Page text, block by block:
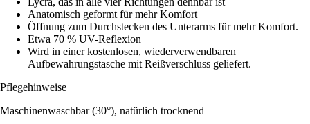
Anatomisch geformt für mehr Komfort
Öffnung zum Durchstecken des Unterarms für mehr Komfort.
Etwa 70 % UV-Reflexion
Wird in einer kostenlosen, wiederverwendbaren
Aufbewahrungstasche mit Reißverschluss geliefert.
Pflegehinweise
Maschinenwaschbar (30°), natürlich trocknend